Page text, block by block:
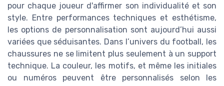
pour chaque joueur d'affirmer son individualité et son
style. Entre performances techniques et esthétisme,
les options de personnalisation sont aujourd’hui aussi
variées que séduisantes. Dans l’univers du football, les
chaussures ne se limitent plus seulement à un support
technique. La couleur, les motifs, et même les initiales
ou numéros peuvent être personnalisés selon les